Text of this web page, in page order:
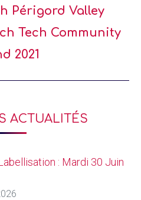
Périgord Valley
Tech Community
2021
ACTUALITÉS
: Mardi 30 Juin